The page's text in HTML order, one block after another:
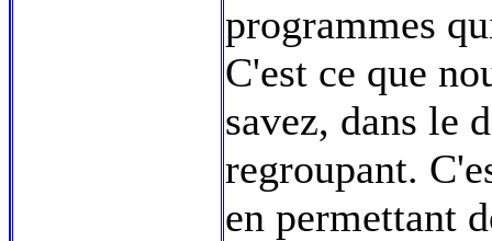
programmes
C'est ce que
savez, dans le
regroupant.
en permettant